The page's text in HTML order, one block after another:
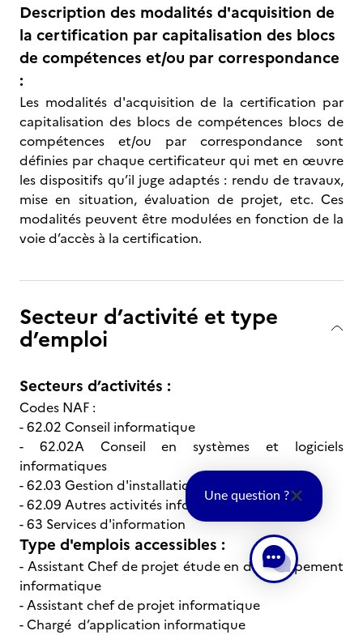
Description des modalités d'acquisition de
la certification par capitalisation des blocs
de compétences et/ou par correspondance
:
Les modalités d'acquisition de la certification par
capitalisation des blocs de compétences blocs de
compétences et/ou par correspondance sont
définies par chaque certificateur qui met en œuvre
les dispositifs qu’il juge adaptés : rendu de travaux,
mise en situation, évaluation de projet, etc. Ces
modalités peuvent être modulées en fonction de la
voie d’accès à la certification.
Secteur d’activité et type
d’emploi
Secteurs d’activités :
Codes NAF :
- 62.02 Conseil informatique
- 62.02A Conseil en systèmes et logiciels
informatiques
- 62.03 Gestion d'installations informatiques
- 62.09 Autres activités informatiques
- 63 Services d'information
Type d'emplois accessibles :
- Assistant Chef de projet étude en développement
informatique
- Assistant chef de projet informatique
- Chargé d’application informatique
Une question ?